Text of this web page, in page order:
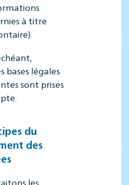
à titre
bases légales
sont prises
du
des
les